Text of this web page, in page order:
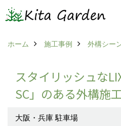
ホーム 施工事例 外構シー
スタイリッシュな
SC」のある外構施
大阪・兵庫 駐車場